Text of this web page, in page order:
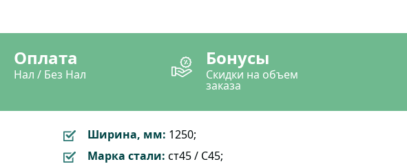
Оплата
Нал / Без Нал
Бонусы
Скидки на объем
заказа
Ширина, мм: 1250;
Марка стали: ст45 / C45;